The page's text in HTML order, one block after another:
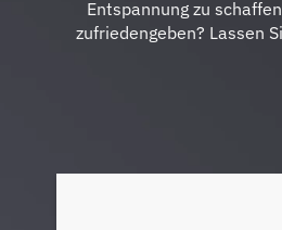
Entspannung zu
zufriedengeben? Lassen